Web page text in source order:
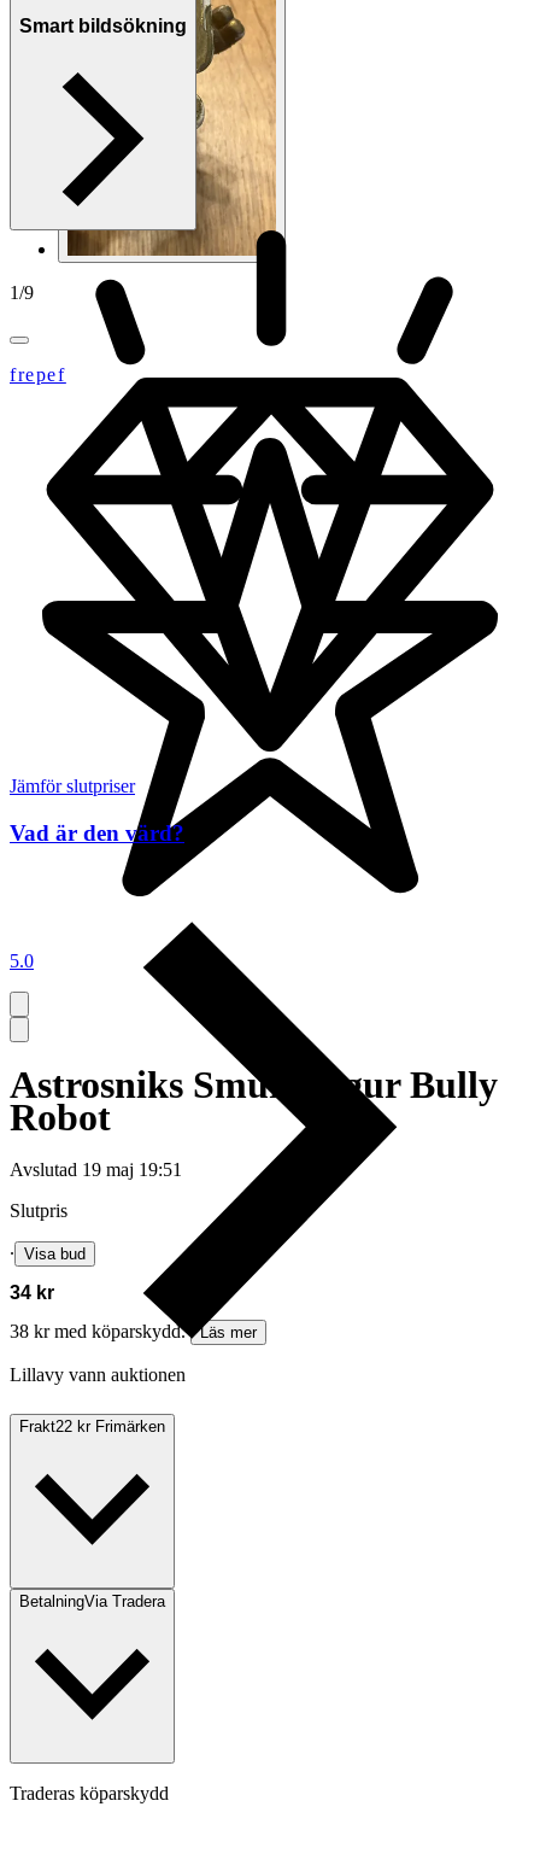
1/9
frepef
5.0
Astrosniks Smurf Figur Bully
Robot
Avslutad 19 maj 19:51
Slutpris
∙ Visa bud
34 kr
38 kr med köparskydd. Läs mer
Lillavy vann auktionen
Frakt22 kr Frimärken
BetalningVia Tradera
Traderas köparskydd
Smart bildsökning
Jämför slutpriser
Vad är den värd?